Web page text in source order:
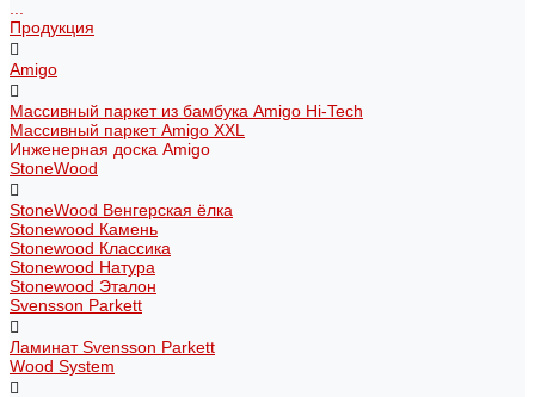
Продукция
Amigo
Массивный паркет из бамбука Amigo Hi-Tech
Массивный паркет Amigo XXL
Инженерная доска Amigo
StoneWood
StoneWood Венгерская ёлка
Stonewood Камень
Stonewood Классика
Stonewood Натура
Stonewood Эталон
Svensson Parkett
Ламинат Svensson Parkett
Wood System